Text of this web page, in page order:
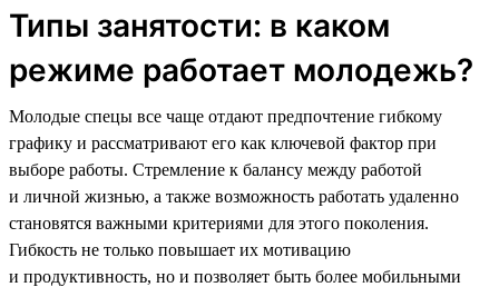
Типы занятости: в каком
режиме работает молодежь?
Молодые спецы все чаще отдают предпочтение гибкому
графику и рассматривают его как ключевой фактор при
выборе работы. Стремление к балансу между работой
и личной жизнью, а также возможность работать удаленно
становятся важными критериями для этого поколения.
Гибкость не только повышает их мотивацию
и продуктивность, но и позволяет быть более мобильными